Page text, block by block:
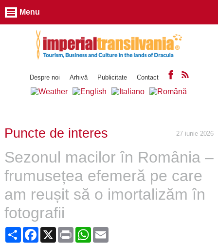
Despre noi Arhivă Publicitate Contact
Menu
Puncte de interes 27 iunie 2026
Sezonul macilor în România –
frumusețea efemeră pe care
am reușit să o imortalizăm în
fotografii
ShareFacebook
X Print WhatsApp
Email